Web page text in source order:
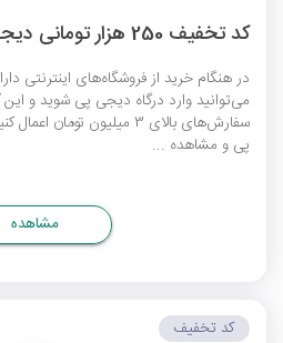
کد تخفیف 250 هزار تومانی دیجی پی
در هنگام خرید از فروشگاه‌های اینترنتی
می‌توانید وارد درگاه دیجی پی شوید و این
سفارش‌های بالای 3 میلیون
پی و مشاهده ...
مشاهده
کد تخفیف